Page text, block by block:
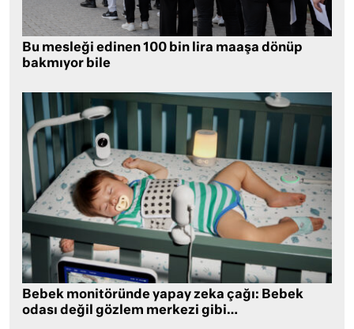
Bu mesleği edinen 100 bin lira maaşa dönüp
bakmıyor bile
Bebek monitöründe yapay zeka çağı: Bebek
odası değil gözlem merkezi gibi…